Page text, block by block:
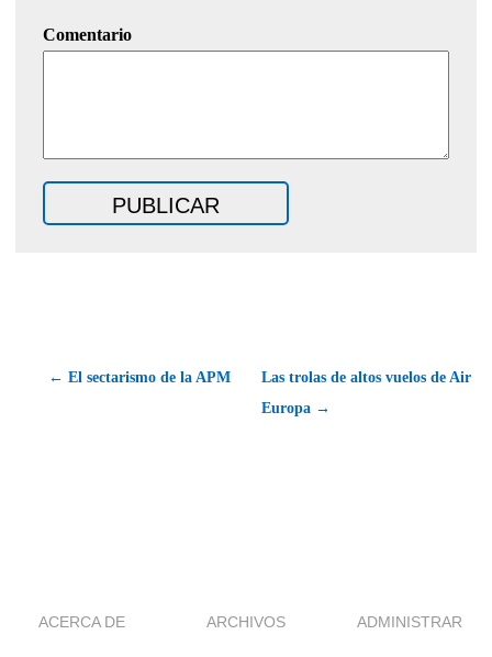
Comentario
← El sectarismo de la APM
Las trolas de altos vuelos de Air
Europa →
ACERCA DE ARCHIVOS ADMINISTRAR